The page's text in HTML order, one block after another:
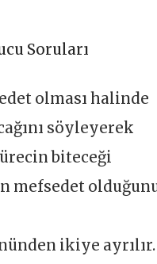
Soruları
olması halinde
söyleyerek
biteceği
mefsedet
ikiye ayrılır.